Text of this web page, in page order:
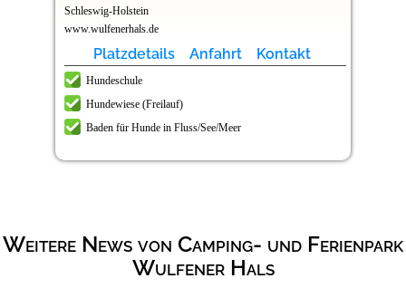
Schleswig-Holstein
www.wulfenerhals.de
Platzdetails Anfahrt Kontakt
Hundeschule
Hundewiese (Freilauf)
Baden für Hunde in Fluss/See/Meer
Weitere News von Camping- und Ferienpark
Wulfener Hals